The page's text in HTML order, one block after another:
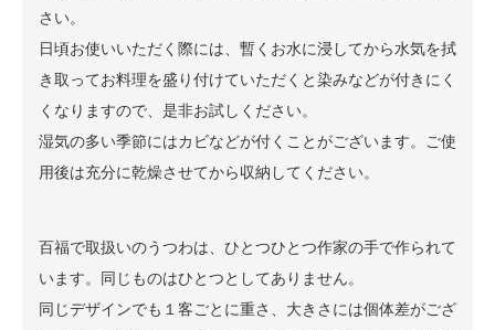
さい。
日頃お使いいただく際には、暫くお水に浸してから水気を拭
き取ってお料理を盛り付けていただくと染みなどが付きにく
くなりますので、是非お試しください。
湿気の多い季節にはカビなどが付くことがございます。ご使
用後は充分に乾燥させてから収納してください。
百福で取扱いのうつわは、ひとつひとつ作家の手で作られて
います。同じものはひとつとしてありません。
同じデザインでも１客ごとに重さ、大きさには個体差がござ